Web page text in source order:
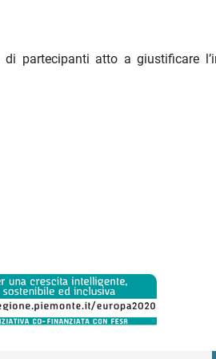
di partecipanti atto a giustificare